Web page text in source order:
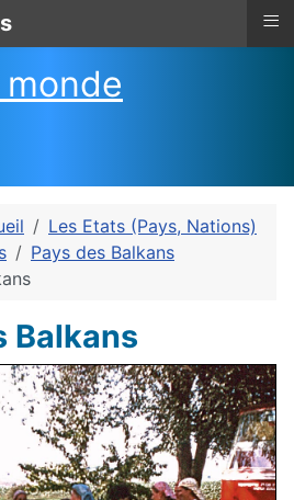
Les Etats (Pays, Nations)
Pays des Balkans
Balkans
≡